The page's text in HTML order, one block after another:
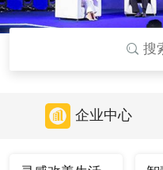
搜
企业中心